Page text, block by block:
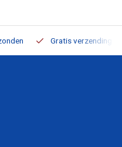
Gratis verzending